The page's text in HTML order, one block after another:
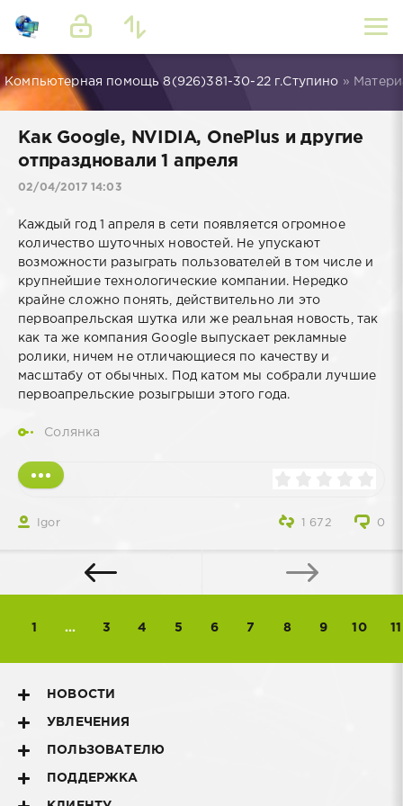
Компьютерная помощь 8(926)381-30-22 г.Ступино »
Как Google, NVIDIA, OnePlus и другие
отпраздновали 1 апреля
02/04/2017 14:03
Каждый год 1 апреля в сети появляется огромное
количество шуточных новостей. Не упускают
возможности разыграть пользователей в том числе и
крупнейшие технологические компании. Нередко
крайне сложно понять, действительно ли это
первоапрельская шутка или же реальная новость, так
как та же компания Google выпускает рекламные
ролики, ничем не отличающиеся по качеству и
масштабу от обычных. Под катом мы собрали лучшие
первоапрельские розыгрыши этого года.
Солянка
Igor 0
1 672
1 ... 3 4 5 6 7 8 9 10 11
НОВОСТИ
УВЛЕЧЕНИЯ
ПОЛЬЗОВАТЕЛЮ
ПОДДЕРЖКА